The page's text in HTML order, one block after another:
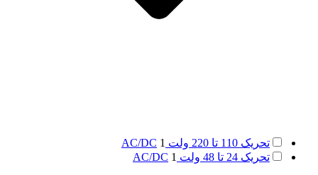
تحریک 110 تا 220 ولت AC/DC
1
تحریک 24 تا 48 ولت AC/DC
1